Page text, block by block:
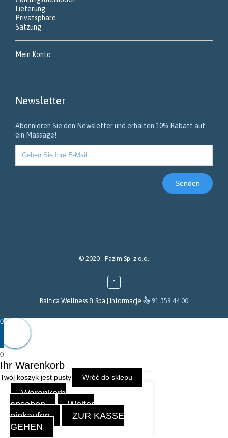
Lieferung
Privatsphäre
Satzung
Mein Konto
Newsletter
Abonnieren Sie den Newsletter und erhalten 10% Rabatt auf
ein Massage!
© 2020 - Pazim Sp. z o.o.
^
Baltica Wellness & Spa | informacje  91 359 44 00
0
0
Ihr Warenkorb
Twój koszyk jest pusty Wróć do sklepu
Warenkorb
ansehen
Weiter
einkaufen
ZUR KASSE
GEHEN